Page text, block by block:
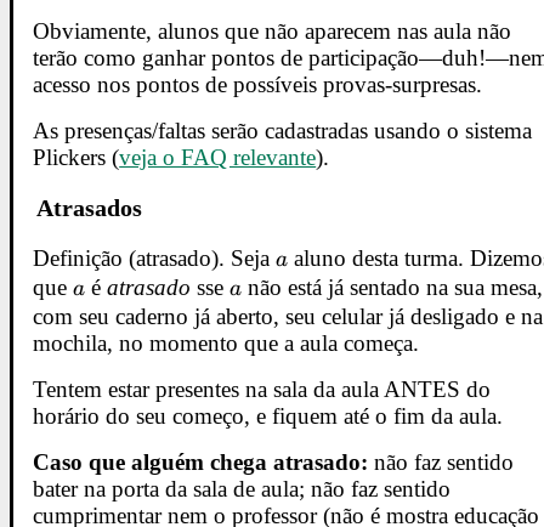
Obviamente, alunos que não aparecem nas aula não
terão como ganhar pontos de
acesso nos pontos de possíveis provas-surpresas.
As presenças/faltas serão cadastradas usando o sistema
Plickers (veja o FAQ relevante).
Atrasados
Definição (atrasado). Sejaa
a aluno desta turma.
quea
a éatrasado ssea
a não está já sentado na sua mesa,
com seu caderno já aberto, seu celular já desligado e na
mochila, no momento que a aula começa.
Tentem estar presentes na sala da aula ANTES do
horário do seu começo, e fiquem até o fim da aula.
Caso que alguém chega atrasado: não faz sentido
bater na porta da sala de aula; não faz sentido
cumprimentar nem o professor (não é mostra educação